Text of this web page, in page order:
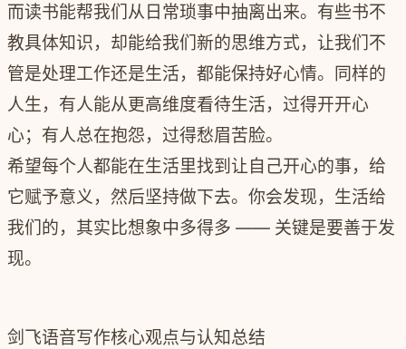
而读书能帮我们从日常琐事中抽离出来。有些书不
教具体知识，却能给我们新的思维方式，让我们不
管是处理工作还是生活，都能保持好心情。
同样的
人生，有人能从更高维度看待生活，过得开开心
心；有人总在抱怨，过得愁眉苦脸。
希望每个人都能在生活里找到让自己开心的事，给
它赋予意义，然后坚持做下去。 你会发现，生活给
我们的，其实比想象中多得多 —— 关键是要善于发
现。
剑飞语音写作核心观点与认知总结